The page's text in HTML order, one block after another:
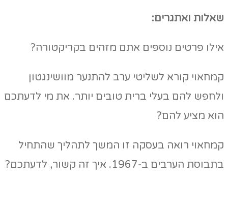
שאלות ואתגרים:
אילו פרטים נוספים אתם מזהים בקריקטורה?
קמחאוי קורא לשליטי ערב להתנער מוושינגטון
ולחפש להם בעלי ברית טובים יותר. את מי לדעתכם
הוא מציע להם?
קמחאוי רואה בעסקה זו המשך לתהליך שהתחיל
בתבוסת הערבים ב-1967. איך זה קשור, לדעתכם?